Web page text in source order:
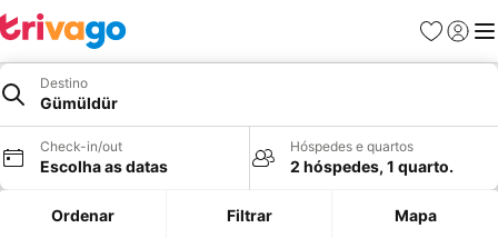
Favoritos
Iniciar
Destino
Gümüldür
Check-in/out
Escolha as datas
Hóspedes e quartos
2 hóspedes, 1 quarto.
Ordenar Filtrar Mapa